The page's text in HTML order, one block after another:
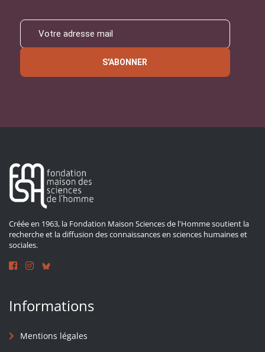
S'ABONNER
Créée en 1963, la Fondation Maison Sciences de l'Homme soutient la
recherche et la diffusion des connaissances en sciences humaines et
sociales.
Informations
Mentions légales